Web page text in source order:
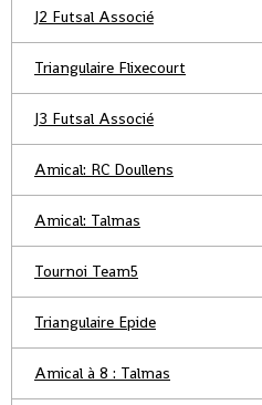
J2 Futsal Associé
Triangulaire Flixecourt
J3 Futsal Associé
Amical: RC Doullens
Amical: Talmas
Tournoi Team5
Triangulaire Epide
Amical à 8 : Talmas